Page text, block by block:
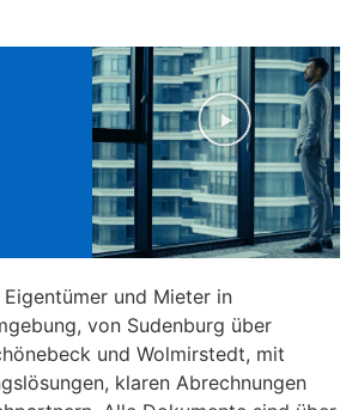
und Mieter in
von Sudenburg über
und Wolmirstedt, mit
klaren Abrechnungen